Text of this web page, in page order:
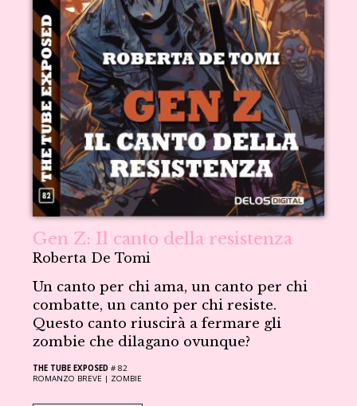
Gen Z: Il canto della resistenza
Roberta De Tomi
Un canto per chi ama, un canto per chi
combatte, un canto per chi resiste.
Questo canto riuscirà a fermare gli
zombie che dilagano ovunque?
THE TUBE EXPOSED # 82
ROMANZO BREVE | ZOMBIE